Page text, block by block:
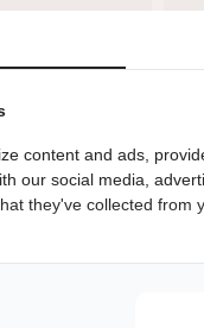
content and ads,
our social media,
they've collected from